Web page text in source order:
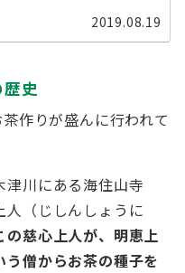
2019.08.19
史
作りが盛んに行われて
津川にある海住山寺
人（じしんしょうに
の慈心上人が、明恵上
僧からお茶の種子を